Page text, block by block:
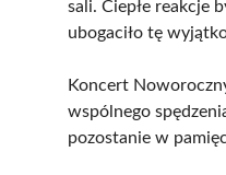
sali. Ciepłe reakcje
ubogaciło tę
Koncert
wspólnego
pozostanie w